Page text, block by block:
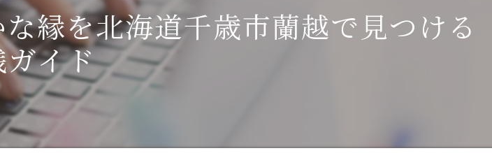
シングルマザー
縁を北海道千歳市蘭越で見つける
イド